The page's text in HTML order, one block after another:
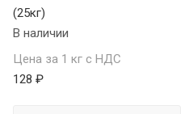
(25кг)
В наличии
Цена за 1 кг с НДС
128 ₽